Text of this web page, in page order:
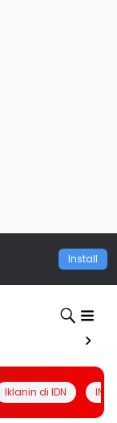
Install
Iklanin di IDN